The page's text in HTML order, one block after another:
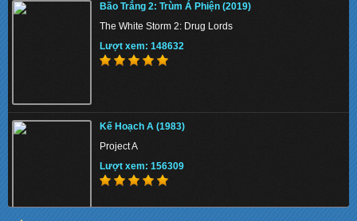
Bão Trắng 2: Trùm Á Phiện (2019)
The White Storm 2: Drug Lords
Lượt xem: 148632
Kế Hoạch A (1983)
Project A
Lượt xem: 156309